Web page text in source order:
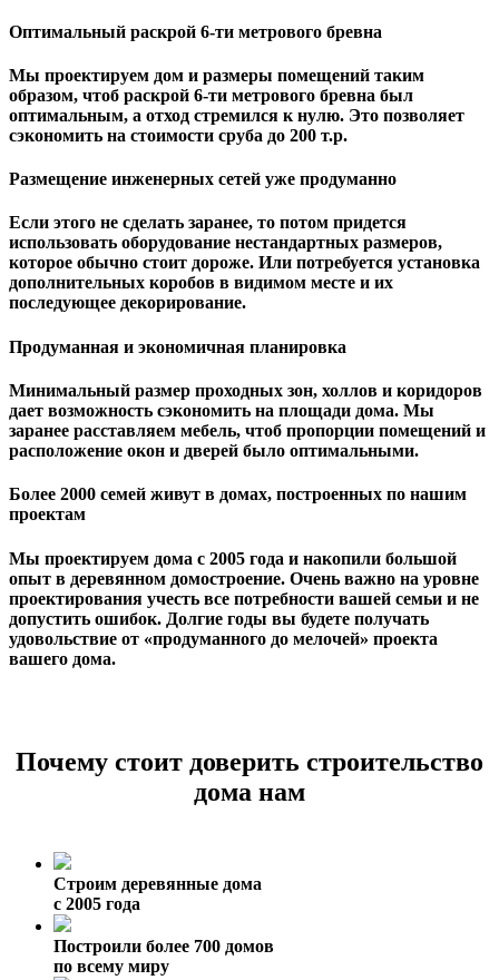
Оптимальный раскрой 6-ти метрового бревна
Мы проектируем дом и размеры помещений таким
образом, чтоб раскрой 6-ти метрового бревна был
оптимальным, а отход стремился к нулю. Это позволяет
сэкономить на стоимости сруба до 200 т.р.
Размещение инженерных сетей уже продуманно
Если этого не сделать заранее, то потом придется
использовать оборудование нестандартных размеров,
которое обычно стоит дороже. Или потребуется установка
дополнительных коробов в видимом месте и их
последующее декорирование.
Продуманная и экономичная планировка
Минимальный размер проходных зон, холлов и коридоров
дает возможность сэкономить на площади дома. Мы
заранее расставляем мебель, чтоб пропорции помещений и
расположение окон и дверей было оптимальными.
Более 2000 семей живут в домах, построенных по нашим
проектам
Мы проектируем дома с 2005 года и накопили большой
опыт в деревянном домостроение. Очень важно на уровне
проектирования учесть все потребности вашей семьи и не
допустить ошибок. Долгие годы вы будете получать
удовольствие от «продуманного до мелочей» проекта
вашего дома.
Почему стоит доверить строительство
дома нам
Строим деревянные дома
с 2005 года
Построили более 700 домов
по всему миру